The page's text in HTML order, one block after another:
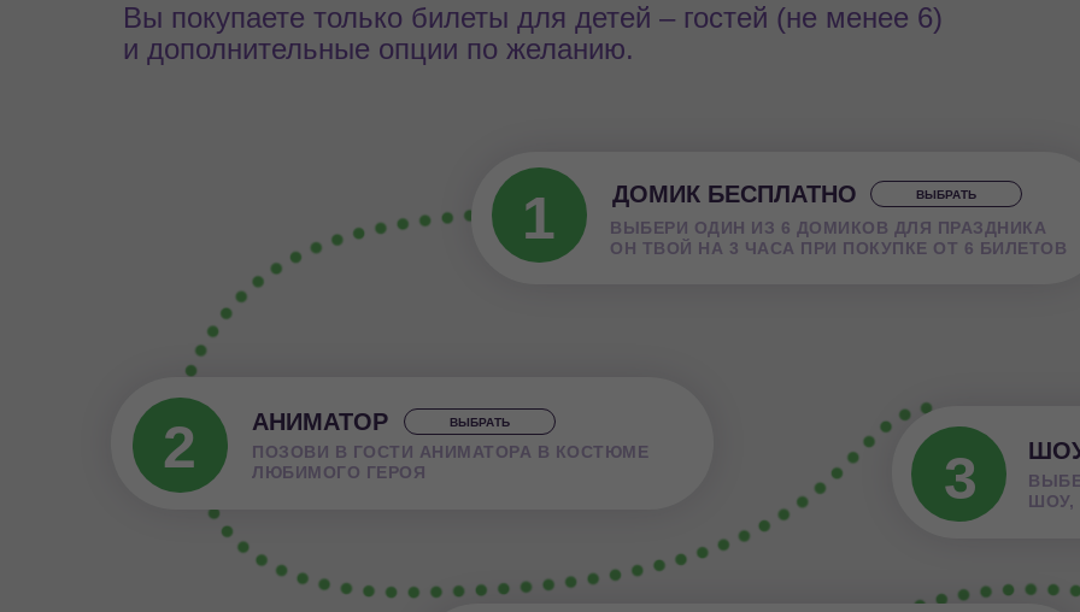
Вы покупаете только билеты для детей – гостей (не менее 6)
и дополнительные опции по желанию.
1 ДОМИК БЕСПЛАТНО
2 АНИМАТОР
ПОЗОВИ В ГОСТИ АНИМАТОРА В КОСТЮМЕ
ЛЮБИМОГО ГЕРОЯ
3
ШОУ,
ВЫБЕРИ ОДИН ИЗ 6 ДОМИКОВ ДЛЯ ПРАЗДНИКА
ОН ТВОЙ НА 3 ЧАСА ПРИ ПОКУПКЕ ОТ 6 БИЛЕТОВ
ВЫБРАТЬ
ВЫБРАТЬ